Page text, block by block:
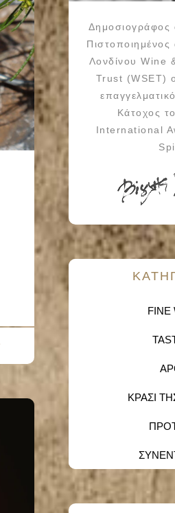
Δημοσιογράφος
Λονδίνου Wine
Trust (WSET)
Κάτοχος
International
FINE
ΚΡΑΣΙ